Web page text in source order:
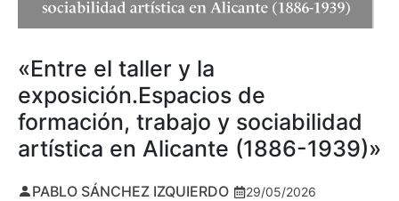
«Entre el taller y la
exposición.Espacios de
formación, trabajo y sociabilidad
artística en Alicante (1886-1939)»
PABLO SÁNCHEZ IZQUIERDO 29/05/2026